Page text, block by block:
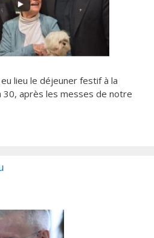
lieu le déjeuner festif à la
30, après les messes de notre